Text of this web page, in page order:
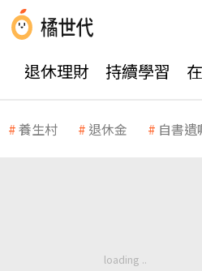
退休理財 持續學習
養生村 退休金 自書遺